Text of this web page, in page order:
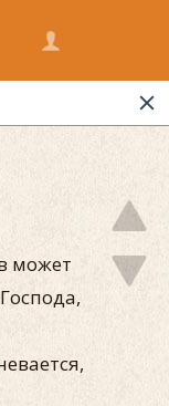
может